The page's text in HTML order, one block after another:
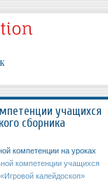
учащихся
сборника
компетенции на уроках
компетенции учащихся
калейдоскоп»